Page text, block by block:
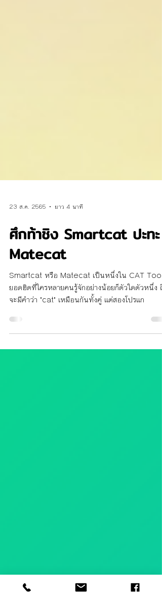
23 ส.ค. 2565 ยาว 4 นาที
ศึกท้าชิง Smartcat ปะทะ
Matecat
Smartcat หรือ Matecat เป็นหนึ่งใน CAT Tools
ยอดฮิตที่ใครหลายคนรู้จักอย่างน้อยก็ตัวใดตัวหนึ่ง ถึง